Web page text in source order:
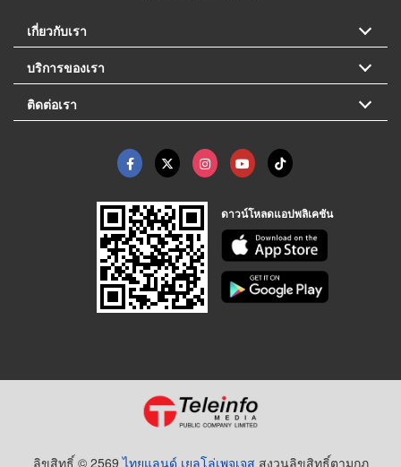
เกี่ยวกับเรา
บริการของเรา
ติดต่อเรา
ดาวน์โหลดแอปพลิเคชัน
ลิขสิทธิ์ © 2569ไทยแลนด์ เยลโล่เพจเจส สงวนลิขสิทธิ์ตามกฏ